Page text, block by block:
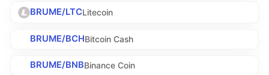
BRUME/LTCLitecoin
BRUME/BCHBitcoin Cash
BRUME/BNBBinance Coin